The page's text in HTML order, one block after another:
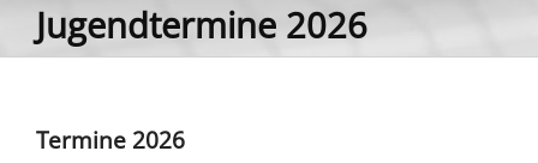
Jugendtermine 2026
Termine 2026